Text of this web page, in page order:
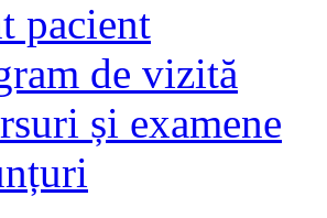
pacient
de vizită
și examene